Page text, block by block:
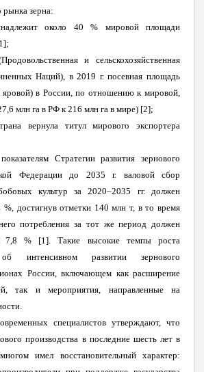
рынка зерна:
около 40 % мировой площади
и сельскохозяйственная
Наций), в 2019 г. посевная площадь
в России, по отношению к мировой,
млн га в РФ к 216 млн га в мире) [2];
вернула титул мирового экспортера
Стратегии развития зернового
Федерации до 2035 г. валовой сбор
культур за 2020–2035 гг. должен
%, достигнув отметки 140 млн т, в то время
потребления за тот же период должен
7,8 % [1]. Такие высокие темпы роста
об интенсивном развитии зернового
России, включающем как расширение
так и мероприятия, направленные на
специалистов утверждают, что
производства в последние шесть лет в
имел восстановительный характер: